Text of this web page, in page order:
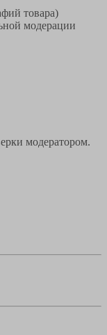
товара)
модерации
модератором.